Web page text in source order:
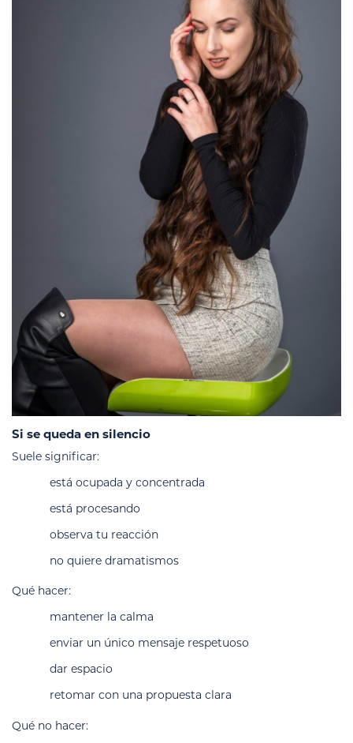
Si se queda en silencio
Suele significar:
está ocupada y concentrada
está procesando
observa tu reacción
no quiere dramatismos
Qué hacer:
mantener la calma
enviar un único mensaje respetuoso
dar espacio
retomar con una propuesta clara
Qué no hacer: